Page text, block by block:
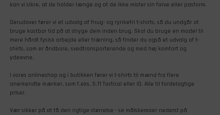
kan vi sikre, at de holder længe og at de ikke mister sin farve eller pasform.
Derudover fører vi et udvalg af fnug- og rynkefri t-shirts, så du undgår at
bruge kostbar tid på at stryge dem inden brug. Skal du bruge en model til
mere hårdt fysisk arbejde eller træning, så finder du også et udvalg af t-
shirts, som er åndbare, svedtransporterende og med høj komfort og
ydeevne.
I vores onlineshop og i butikken fører vi t-shirts til mænd fra flere
anerkendte mærker, som f.eks. 5.11 Tactical eller ID. Alle til fordelagtige
priser.
Vær sikker på at få den rigtige størrelse - se målskemaer nederst på